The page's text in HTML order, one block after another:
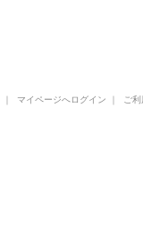
マイページへログイン ご